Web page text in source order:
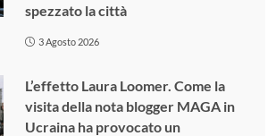
spezzato la città
3 Agosto 2026
L’effetto Laura Loomer. Come la
visita della nota blogger MAGA in
Ucraina ha provocato un